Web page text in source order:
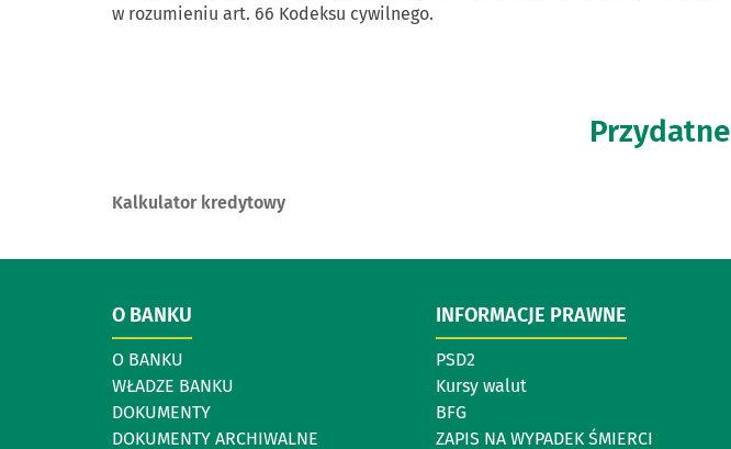
w rozumieniu art. 66 Kodeksu cywilnego.
Przydatne
Kalkulator kredytowy
O BANKU
O BANKU
WŁADZE BANKU
DOKUMENTY
DOKUMENTY ARCHIWALNE
INFORMACJE PRAWNE
PSD2
Kursy walut
BFG
ZAPIS NA WYPADEK ŚMIERCI